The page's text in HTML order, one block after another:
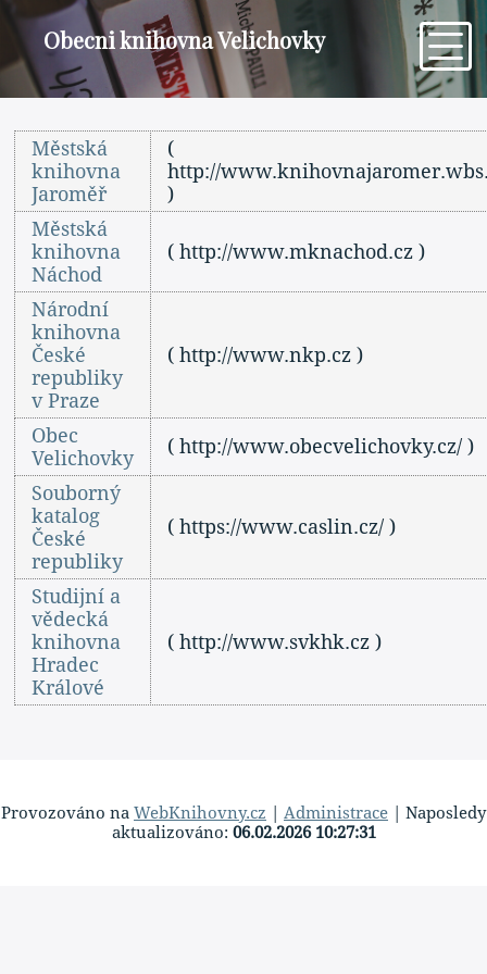
Obecni knihovna Velichovky
Městská
knihovna
Jaroměř
(
http://
)
Městská
knihovna
Náchod
( http://www.mknachod.cz )
Národní
knihovna
České
republiky
v Praze
( http://www.nkp.cz )
Obec
Velichovky
( http://www.obecvelichovky.cz/ )
Souborný
katalog
České
republiky
( https://www.caslin.cz/ )
Studijní a
vědecká
knihovna
Hradec
Králové
( http://www.svkhk.cz )
Provozováno na WebKnihovny.cz Administrace | Naposledy
aktualizováno: 06.02.2026 10:27:31